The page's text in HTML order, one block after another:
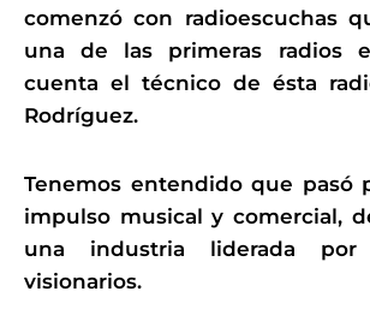
comenzó con radioescuchas
una de las primeras radios
cuenta el técnico de ésta
Rodríguez.
Tenemos entendido que pasó
impulso musical y comercial,
una industria liderada por
visionarios.